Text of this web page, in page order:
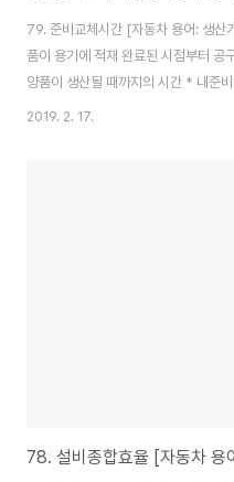
79. 준비교체시간 [자동차 용어: 생산
품이 용기에 적재 완료된 시점부터 공
양품이 생산될 때까지의 시간 * 내준
없는 작업 * 외준비 작업 : 설비를 세우
2019. 2. 17.
78. 설비종합효율 [자동차 용